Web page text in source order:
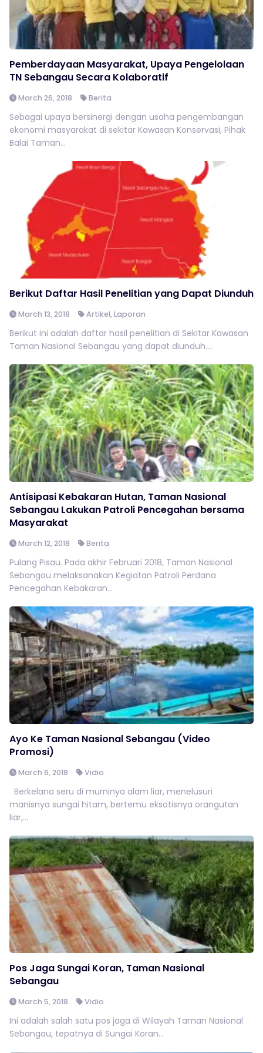
Pemberdayaan Masyarakat, Upaya Pengelolaan
TN Sebangau Secara Kolaboratif
March 26, 2018 Berita
Sebagai upaya bersinergi dengan usaha pengembangan
ekonomi masyarakat di sekitar Kawasan Konservasi, Pihak
Balai Taman...
Berikut Daftar Hasil Penelitian yang Dapat Diunduh
March 13, 2018 Artikel,Laporan
Berikut ini adalah daftar hasil penelitian di Sekitar Kawasan
Taman Nasional Sebangau yang dapat diunduh....
Antisipasi Kebakaran Hutan, Taman Nasional
Sebangau Lakukan Patroli Pencegahan bersama
Masyarakat
March 12, 2018 Berita
Pulang Pisau. Pada akhir Februari 2018, Taman Nasional
Sebangau melaksanakan Kegiatan Patroli Perdana
Pencegahan Kebakaran...
Ayo Ke Taman Nasional Sebangau (Video
Promosi)
March 6, 2018 Vidio
Berkelana seru di murninya alam liar, menelusuri
manisnya sungai hitam, bertemu eksotisnya orangutan
liar,...
Pos Jaga Sungai Koran, Taman Nasional
Sebangau
March 5, 2018 Vidio
Ini adalah salah satu pos jaga di Wilayah Taman Nasional
Sebangau, tepatnya di Sungai Koran...